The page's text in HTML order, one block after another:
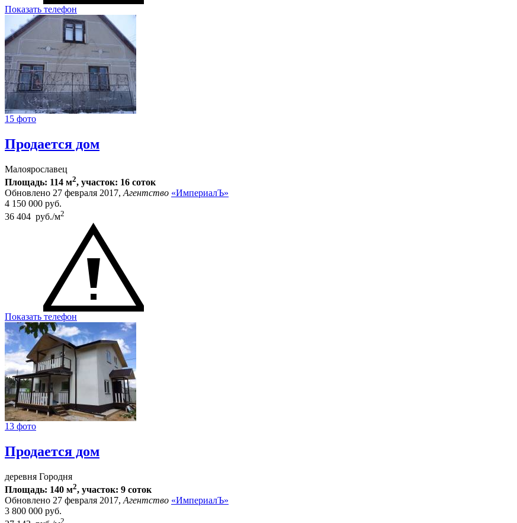
Показать телефон
15 фото
Продается дом
Малоярославец
Площадь: 114 м2, участок: 16 соток
Обновлено 27 февраля 2017,Агентство «ИмпериалЪ»
4 150 000 руб.
36 404 руб./м2
Показать телефон
13 фото
Продается дом
деревня Городня
Площадь: 140 м2, участок: 9 соток
Обновлено 27 февраля 2017, Агентство «ИмпериалЪ»
3 800 000 руб.
2